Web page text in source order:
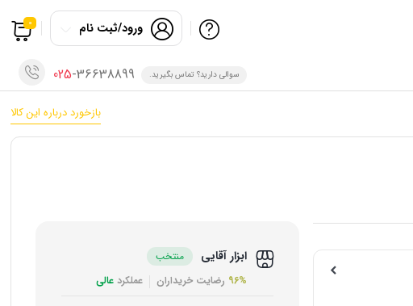
ورود/ثبت نام 0
سوالی دارید؟ تماس بگیرید. 025-36638899
بازخورد درباره این کالا
ابزار آقایی
منتخب
96% رضایت خریداران عملکرد عالی